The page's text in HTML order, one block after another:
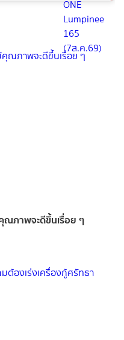
ณภาพจะดีขึ้นเรื่อย ๆ